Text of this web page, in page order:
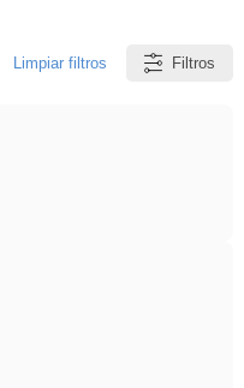
Limpiar filtros Filtros